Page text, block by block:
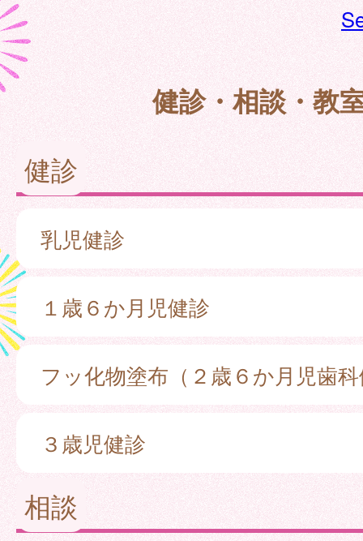
健診・相談・教
健診
乳児健診
１歳６か月児健診
フッ化物塗布（２歳６か月児歯
３歳児健診
相談